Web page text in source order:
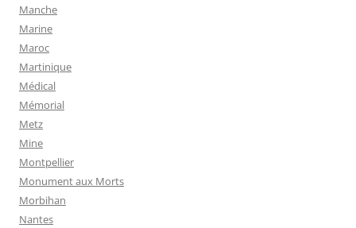
Manche
Marine
Maroc
Martinique
Médical
Mémorial
Metz
Mine
Montpellier
Monument aux Morts
Morbihan
Nantes